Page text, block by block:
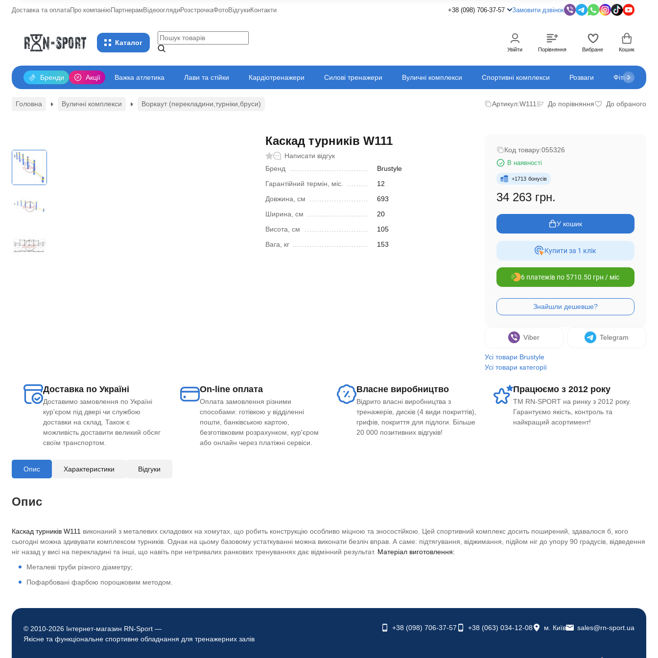
Доставка та оплатаПро компаніюПартнерамВідеооглядиРозстрочкаФотоВідгукиКонтакти +38 (098) 706-37-57 Замовити дзвінок
Каталог
Увійти Порівняння Вибране Кошик
Акції
Бренди Важка атлетика Лави та стійки Кардіотренажери Силові тренажери Вуличні комплекси Спортивні комплекси Розваги Фітнес
Головна Вуличні комплекси Воркаут (перекладини,турніки,бруси) Артикул:W111 До порівняння До обраного
Каскад турників W111
Написати відгук
Бренд
Brustyle
Гарантійний термін, міс.
12
Довжина, см
693
Ширина, см
20
Висота, см
105
Вага, кг
153
Код товару:055326
В наявності
+1713 бонусів
34 263 грн.
У кошик
Купити за 1 клiк
6 платежів по 5710.50 грн / міс
Viber Telegram
Усі товари Brustyle
Усі товари категорії
Доставка по Україні
Доставимо замовлення по Україні
кур'єром під двері чи службою
доставки на склад. Також є
можливість доставити великий обсяг
своїм транспортом.
On-line оплата
Оплата замовлення різними
способами: готівкою у відділенні
пошти, банківською картою,
безготівковим розрахунком, кур'єром
або онлайн через платіжні сервіси.
Власне виробництво
Відрито власні виробництва з
тренажерів, дисків (4 види покриттів),
грифів, покриття для підлоги. Більше
20 000 позитивних відгуків!
Працюємо з 2012 року
ТМ RN-SPORT на ринку з 2012 року.
Гарантуємо якість, контроль та
найкращий асортимент!
Опис Характеристики Відгуки
Опис
Каскад турників W111 виконаний з металевих складових на хомутах, що робить конструкцію особливо міцною та зносостійкою. Цей спортивний комплекс досить поширений, здавалося б, кого
сьогодні можна здивувати комплексом турників. Однак на цьому базовому устаткуванні можна виконати безліч вправ. А саме: підтягування, віджимання, підйом ніг до упору 90 градусів, відведення
ніг назад у висі на перекладині та інші, що навіть при нетривалих ранкових тренуваннях дає відмінний результат. Матеріал виготовлення:
Металеві труби різного діаметру;
Пофарбовані фарбою порошковим методом.
© 2010-2026 Інтернет-магазин RN-Sport —
Якісне та функціональне спортивне обладнання для тренажерних залів
+38 (098) 706-37-57 +38 (063) 034-12-08 м. Київ sales@rn-sport.ua